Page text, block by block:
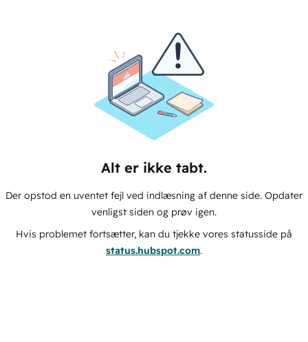
Alt er ikke tabt.
Der opstod en uventet fejl ved indlæsning af denne side. Opdater
venligst siden og prøv igen.
Hvis problemet fortsætter, kan du tjekke vores statusside på
status.hubspot.com.